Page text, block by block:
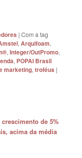
|Com a tag
,Arquifoam,
,Integer/OutPromo,
, POPAI Brasil
marketing,troféus |
de 5%
acima da média